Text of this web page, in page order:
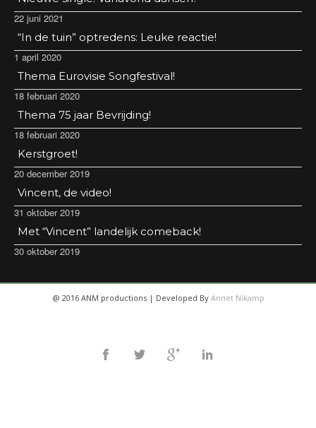
22 juni 2021
“In de tuin” optredens: Leuke reactie!
1 april 2020
Thema Eurovisie Songfestival!
18 februari 2020
Thema 75 jaar Bevrijding!
18 februari 2020
Kerstgroet!
20 december 2019
Vincent, de video!
31 oktober 2019
Met “Vincent” landelijk comeback!
30 oktober 2019
@ 2016 ANM productions | Developed By Annet Nikamp